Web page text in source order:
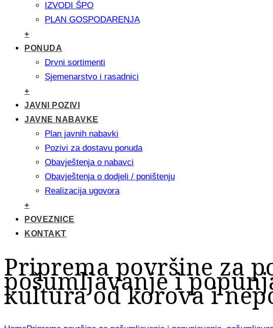
IZVODI ŠPO
PLAN GOSPODARENJA
+
PONUDA
Drvni sortimenti
Sjemenarstvo i rasadnici
+
JAVNI POZIVI
JAVNE NABAVKE
Plan javnih nabavki
Pozivi za dostavu ponuda
Obavještenja o nabavci
Obavještenja o dodjeli / poništenju
Realizacija ugovora
+
POVEZNICE
KONTAKT
Priprema površine za
pošumljavanje i
kultura od korova i